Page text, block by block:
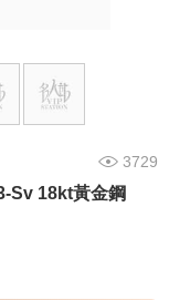
3729
Sv 18kt黃金鋼